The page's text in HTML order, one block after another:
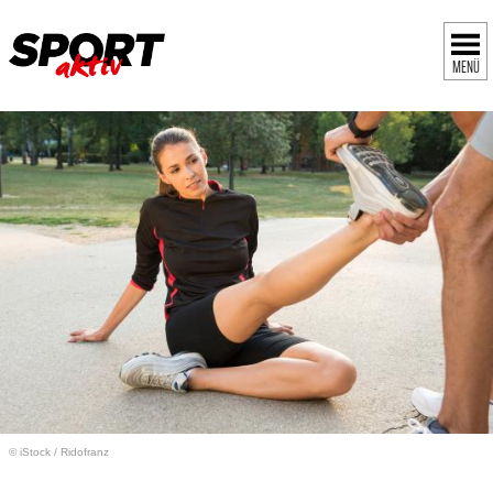
MENÜ
© iStock / Ridofranz